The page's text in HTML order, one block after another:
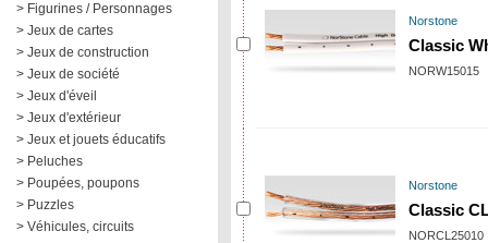
> Figurines / Personnages
> Jeux de cartes
> Jeux de construction
> Jeux de société
> Jeux d'éveil
> Jeux d'extérieur
> Jeux et jouets éducatifs
> Peluches
> Poupées, poupons
> Puzzles
> Véhicules, circuits
Norstone
Classic
NORW15015
Norstone
Classic
NORCL25010